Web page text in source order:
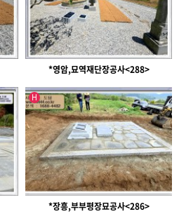
*영암,묘역재단장공사<288>
H
인기글
*장흥,부부평장묘공사<286>